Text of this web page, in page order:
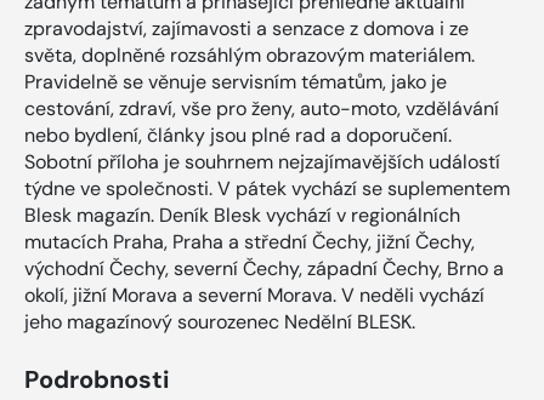
zpravodajství, zajímavosti a senzace z domova i ze
světa, doplněné rozsáhlým obrazovým materiálem.
Pravidelně se věnuje servisním tématům, jako je
cestování, zdraví, vše pro ženy, auto-moto, vzdělávání
nebo bydlení, články jsou plné rad a doporučení.
Sobotní příloha je souhrnem nejzajímavějších událostí
týdne ve společnosti. V pátek vychází se suplementem
Blesk magazín. Deník Blesk vychází v regionálních
mutacích Praha, Praha a střední Čechy, jižní Čechy,
východní Čechy, severní Čechy, západní Čechy, Brno a
okolí, jižní Morava a severní Morava. V neděli vychází
jeho magazínový sourozenec Nedělní BLESK.
Podrobnosti